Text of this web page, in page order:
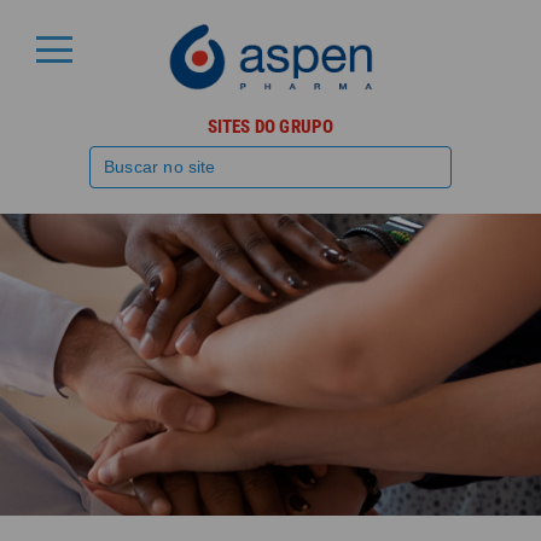
SITES DO GRUPO